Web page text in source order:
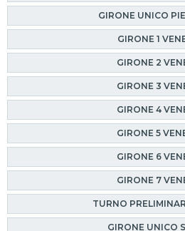
GIRONE UNICO
GIRONE 1
GIRONE 2
GIRONE 3
GIRONE 4
GIRONE 5
GIRONE 6
GIRONE 7
TURNO
GIRONE UNICO